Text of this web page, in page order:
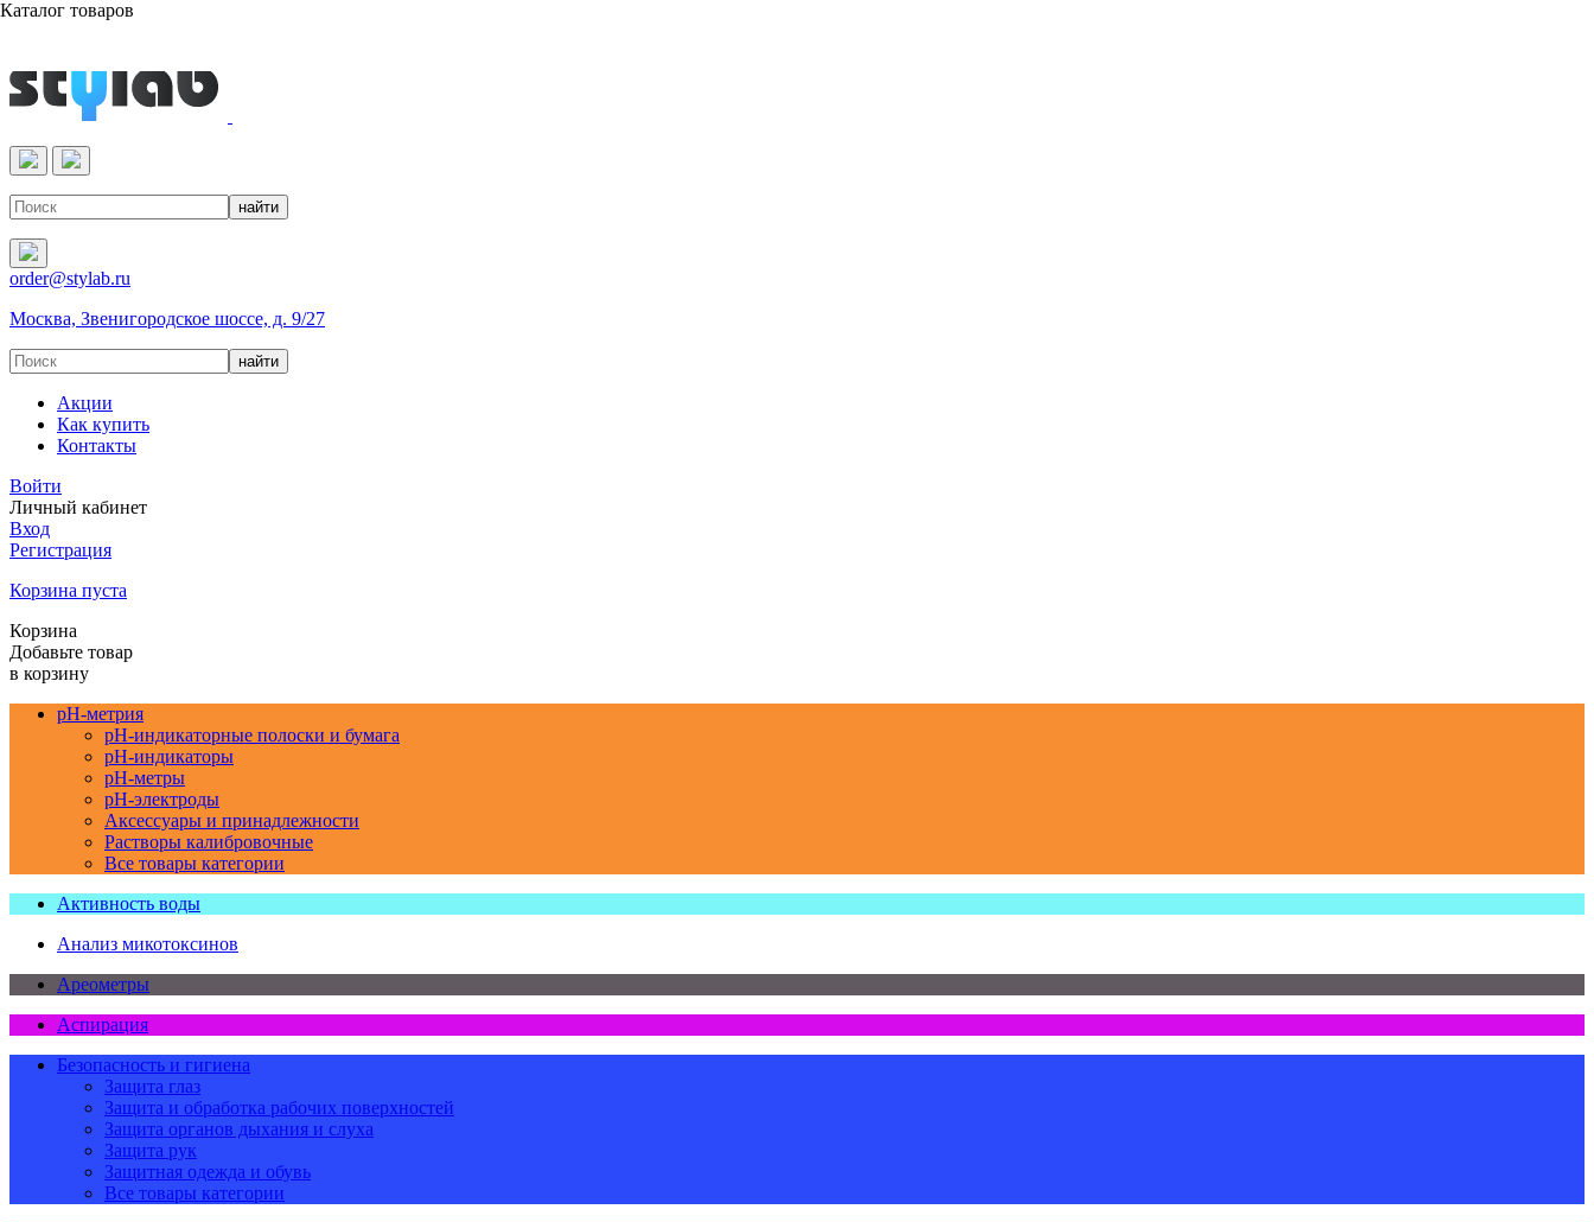
Реактивы & Оборудование
order@stylab.ru
Москва, Звенигородское шоссе, д. 9/27
Акции
Как купить
Контакты
Войти
Личный кабинет
Вход
Регистрация
Корзина пуста
Корзина
Добавьте товар
в корзину
pH-метрия
pH-индикаторные полоски и бумага
pH-индикаторы
pH-метры
pH-электроды
Аксессуары и принадлежности
Растворы калибровочные
Все товары категории
Активность воды
Анализ микотоксинов
Ареометры
Аспирация
Безопасность и гигиена
Защита глаз
Защита и обработка рабочих поверхностей
Защита органов дыхания и слуха
Защита рук
Защитная одежда и обувь
Все товары категории
Каталог товаров